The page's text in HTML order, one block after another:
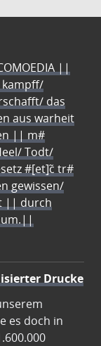
||
kampff/
das
aus warheit
|| m#
Todt/
#[et]c̃ tr#
gewissen/
|| durch
Drucke
es doch in